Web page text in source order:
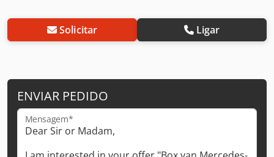
Solicitar Ligar
ENVIAR PEDIDO
Mensagem*